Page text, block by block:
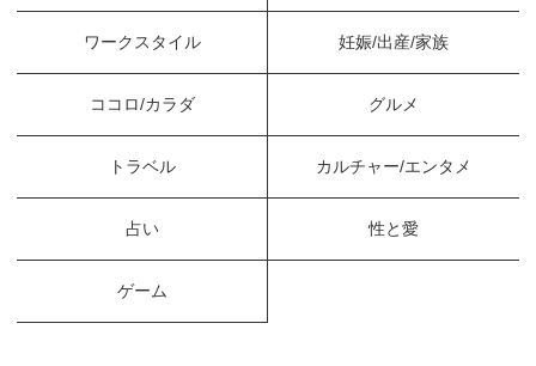
ワークスタイル 妊娠/出産/家族
ココロ/カラダ グルメ
トラベル カルチャー/エンタメ
占い 性と愛
ゲーム